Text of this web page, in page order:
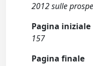
2012 sulle
Pagina iniziale
157
Pagina finale